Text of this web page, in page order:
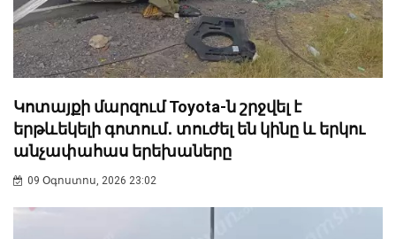
Կոտայքի մարզում Toyota-ն շրջվել է
երթևեկելի գոտում․ տուժել են կինը և երկու
անչափահաս երեխաները
09 Օգոստոս, 2026 23:02